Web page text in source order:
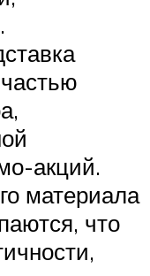
акций.
материала
что